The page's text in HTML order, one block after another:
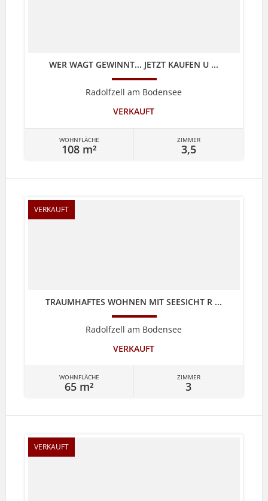
WER WAGT GEWINNT... JETZT KAUFEN U ...
Radolfzell am Bodensee
VERKAUFT
WOHNFLÄCHE
108 m²
ZIMMER
3,5
VERKAUFT
TRAUMHAFTES WOHNEN MIT SEESICHT R ...
Radolfzell am Bodensee
VERKAUFT
WOHNFLÄCHE
65 m²
ZIMMER
3
VERKAUFT